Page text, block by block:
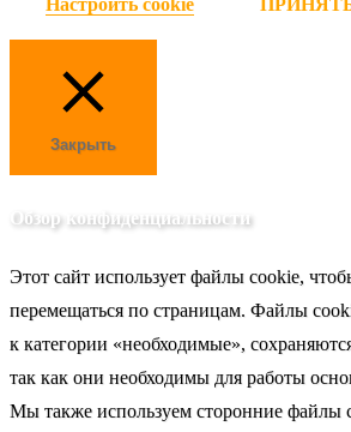
Настроить cookie
Закрыть
Обзор конфиденциальности
Этот сайт использует файлы cookie,
перемещаться по страницам. Файлы
к категории «необходимые»,
так как они необходимы для работы
Мы также используем сторонние файлы